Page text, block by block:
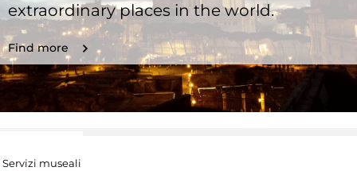
extraordinary places in the world.
Find more
Servizi museali